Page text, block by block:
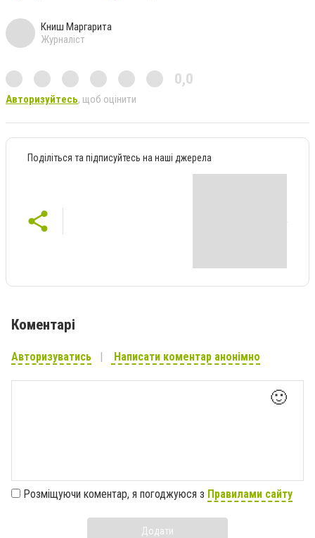
Книш Маргарита
Журналіст
0,0
Авторизуйтесь, щоб оцінити
Поділіться та підписуйтесь на наші джерела
Коментарі
Авторизуватись Написати коментар анонімно
🙂
Розміщуючи коментар, я погоджуюся з Правилами сайту
Додати